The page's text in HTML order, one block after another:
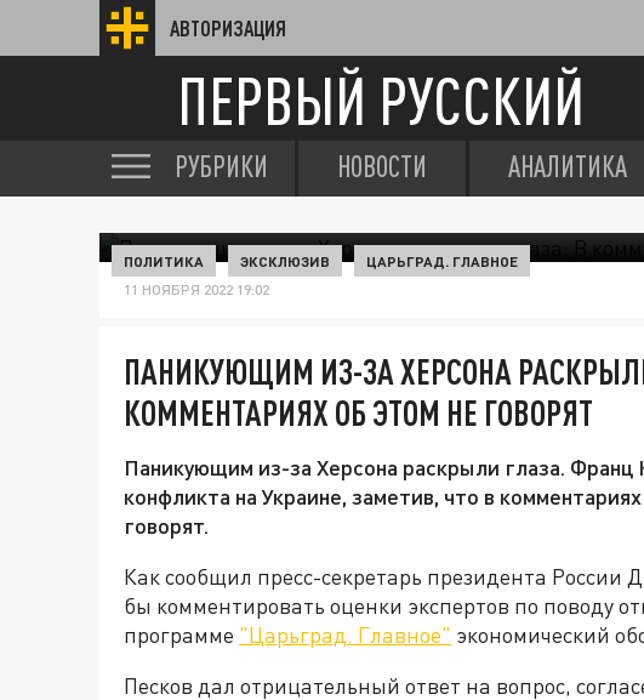
АВТОРИЗАЦИЯ
ПЕРВЫЙ РУССКИЙ
РУБРИКИ НОВОСТИ АНАЛИТИКА
ПОЛИТИКА ЭКСКЛЮЗИВ ЦАРЬГРАД. ГЛАВНОЕ
11 НОЯБРЯ 2022 19:02
ПАНИКУЮЩИМ ИЗ-ЗА ХЕРСОНА
КОММЕНТАРИЯХ ОБ ЭТОМ НЕ ГОВОРЯТ
Паникующим из-за Херсона раскрыли глаза. Франц
конфликта на Украине, заметив, что в
говорят.
Как сообщил пресс-секретарь президента России
бы комментировать оценки экспертов по поводу
программе "Царьград. Главное" экономический
Песков дал отрицательный ответ на вопрос,